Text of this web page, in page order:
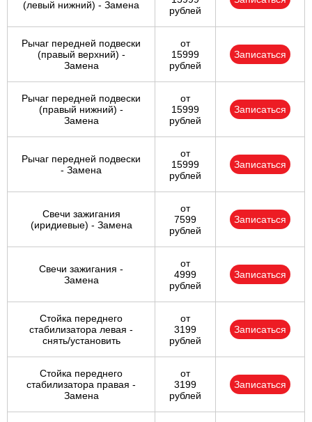
(левый нижний) - Замена
рублей
Рычаг передней подвески
(правый верхний) -
Замена
от
15999
рублей
Записаться
Рычаг передней подвески
(правый нижний) -
Замена
от
15999
рублей
Записаться
Рычаг передней подвески
- Замена
от
15999
рублей
Записаться
Свечи зажигания
(иридиевые) - Замена
от
7599
рублей
Записаться
Свечи зажигания -
Замена
от
4999
рублей
Записаться
Стойка переднего
стабилизатора левая -
снять/установить
от
3199
рублей
Записаться
Стойка переднего
стабилизатора правая -
Замена
от
3199
рублей
Записаться